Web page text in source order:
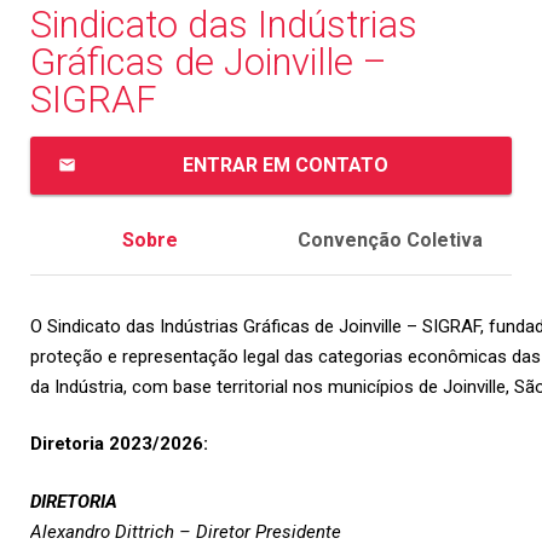
Sindicato das Indústrias
Gráficas de Joinville –
SIGRAF
email ENTRAR EM CONTATO
Sobre Convenção Coletiva
O Sindicato das Indústrias Gráficas de Joinville – SIGRAF,
proteção e representação legal das categorias econômicas
da Indústria, com base territorial nos municípios de Joinville,
Diretoria 2023/2026:
DIRETORIA
Alexandro Dittrich – Diretor Presidente